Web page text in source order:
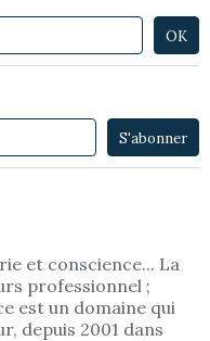
et conscience... La
professionnel ;
est un domaine qui
depuis 2001 dans